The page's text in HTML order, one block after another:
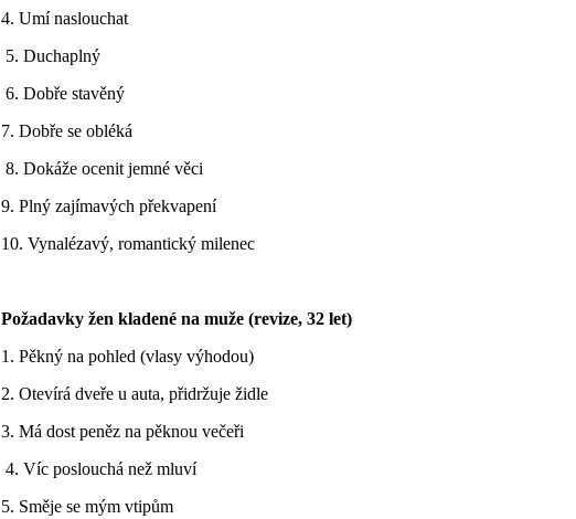
4. Umí naslouchat
5. Duchaplný
6. Dobře stavěný
7. Dobře se obléká
8. Dokáže ocenit jemné věci
9. Plný zajímavých překvapení
10. Vynalézavý, romantický milenec
Požadavky žen kladené na muže (revize, 32 let)
1. Pěkný na pohled (vlasy výhodou)
2. Otevírá dveře u auta, přidržuje židle
3. Má dost peněz na pěknou večeři
4. Víc poslouchá než mluví
5. Směje se mým vtipům